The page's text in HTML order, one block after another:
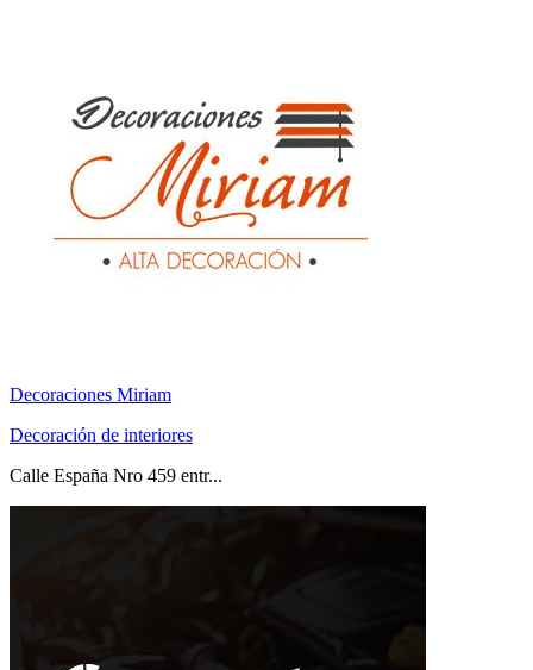
Decoraciones Miriam
Decoración de interiores
Calle España Nro 459 entr...